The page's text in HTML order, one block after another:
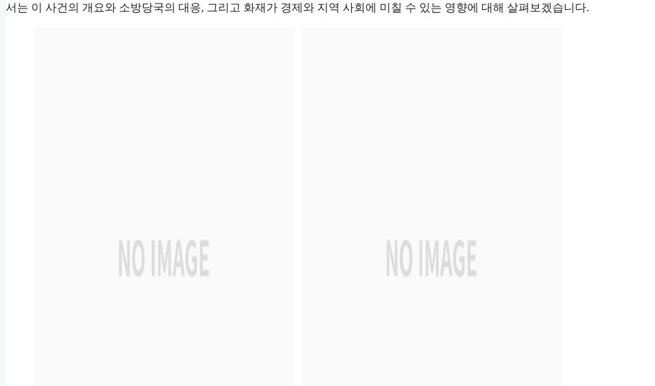
서는 이 사건의 개요와 소방당국의 대응, 그리고 화재가 경제와 지역 사회에 미칠 수 있는 영향에 대해 살펴보겠습니다.